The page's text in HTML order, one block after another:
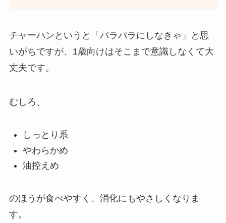
チャーハンというと「パラパラにしなきゃ」と思
いがちですが、1歳向けはそこまで意識しなくて大
丈夫です。
むしろ、
しっとり系
やわらかめ
油控えめ
のほうが食べやすく、消化にもやさしくなりま
す。